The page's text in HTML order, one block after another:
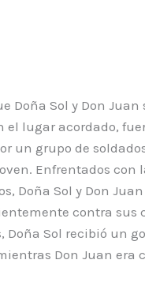
Doña Sol y Don Juan
el lugar acordado,
un grupo de
Enfrentados con
Doña Sol y Don
contra sus
Doña Sol recibió un
Don Juan era